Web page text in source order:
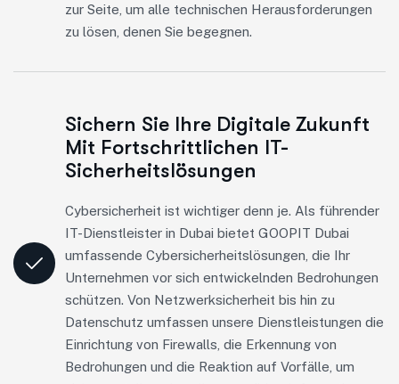
zur Seite, um alle technischen Herausforderungen
zu lösen, denen Sie begegnen.
Sichern Sie Ihre Digitale Zukunft
Mit Fortschrittlichen IT-
Sicherheitslösungen
Cybersicherheit ist wichtiger denn je. Als führender
IT-Dienstleister in Dubai bietet GOOPIT Dubai
umfassende Cybersicherheitslösungen, die Ihr
Unternehmen vor sich entwickelnden Bedrohungen
schützen. Von Netzwerksicherheit bis hin zu
Datenschutz umfassen unsere Dienstleistungen die
Einrichtung von Firewalls, die Erkennung von
Bedrohungen und die Reaktion auf Vorfälle, um